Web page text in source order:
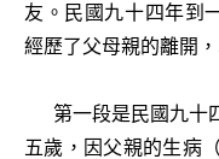
友。民國九十四年到
經歷了父母親的離開
第一段是民國九十
五歲，因父親的生病